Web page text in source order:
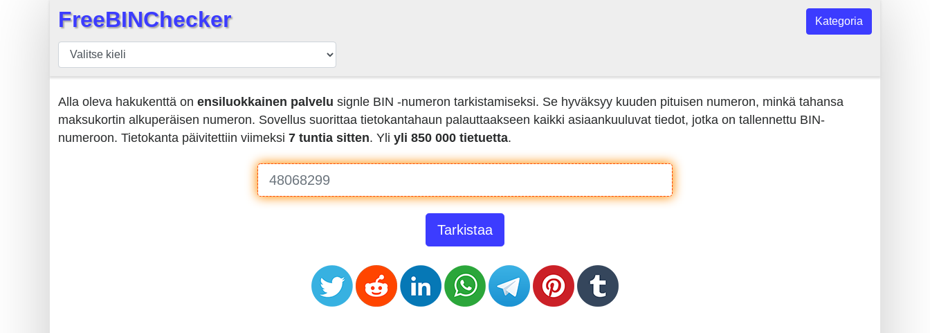
BIN
Tarkistaja
haku
BIN
FreeBINChecker Kategoria
Alla oleva hakukenttä on ensiluokkainen palvelu signle BIN -numeron tarkistamiseksi. Se hyväksyy kuuden pituisen numeron, minkä tahansa
maksukortin alkuperäisen numeron. Sovellus suorittaa tietokantahaun palauttaakseen kaikki asiaankuuluvat tiedot, jotka on tallennettu BIN-
numeroon. Tietokanta päivitettiin viimeksi 7 tuntia sitten. Yli yli 850 000 tietuetta.
Tarkistaa